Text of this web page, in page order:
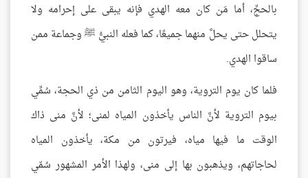
بالحجِّ، أما مَن كان معه الهدي فإنه يبقى على إحرامه ولا
يتحلل حتى يحلَّ منهما جميعًا، كما فعله النبيُّ ﷺ وجماعة ممن
ساقوا الهدي.
فلما كان يوم التروية، وهو اليوم الثامن من ذي الحجة، سُمِّي
بيوم التروية لأنَّ الناس يأخذون المياه لمنى؛ لأنَّ منى ذاك
الوقت ما فيها مياه، فيرتون من مكة، يأخذون المياه
لحاجاتهم، ويذهبون بها إلى منى، ولهذا الأمر المشهور سُمّي